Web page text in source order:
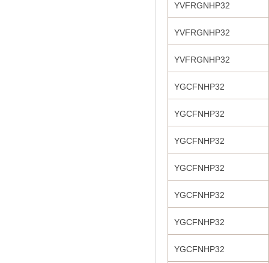
YVFRGNHP32
YVFRGNHP32
YVFRGNHP32
YGCFNHP32
YGCFNHP32
YGCFNHP32
YGCFNHP32
YGCFNHP32
YGCFNHP32
YGCFNHP32